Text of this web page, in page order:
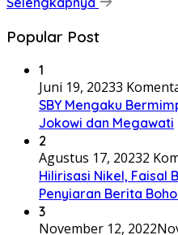
Popular Post
1
Juni 19, 20233
SBY Mengaku
Jokowi dan Megawati
2
Agustus 17, 20232
Hilirisasi Nikel, Faisal
Penyiaran Berita
3
November 12, 2022